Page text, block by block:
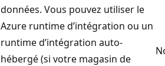
données. Vous pouvez utiliser le
Azure runtime d’intégration ou un
runtime d’intégration auto-
hébergé (si votre magasin de